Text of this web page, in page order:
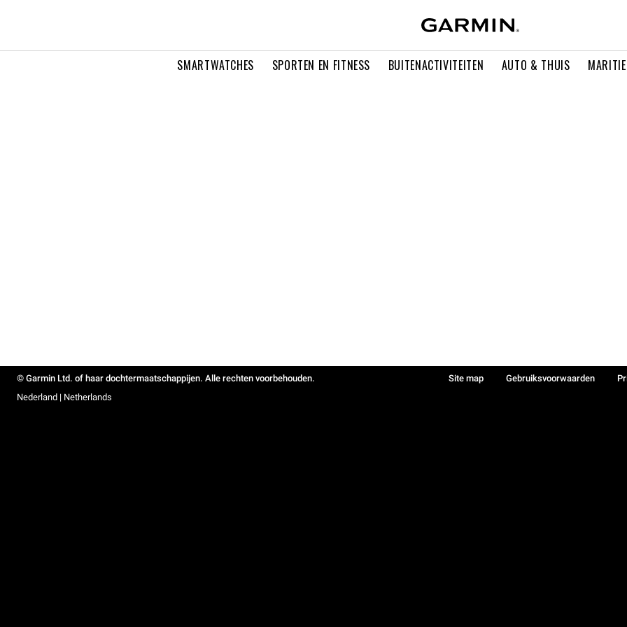
SMARTWATCHES SPORTEN EN FITNESS BUITENACTIVITEITEN AUTO & THUIS
© Garmin Ltd. of haar dochtermaatschappijen. Alle rechten voorbehouden. Site map Gebruiksvoorwaarden
Nederland | Netherlands